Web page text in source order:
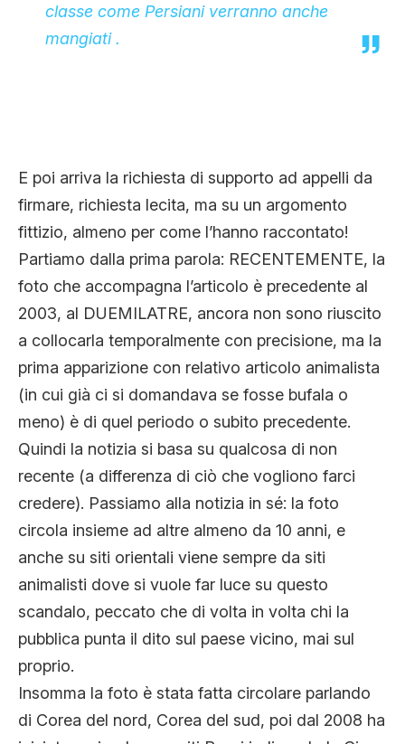
classe come Persiani verranno anche
mangiati .
E poi arriva la richiesta di supporto ad appelli da
firmare, richiesta lecita, ma su un argomento
fittizio, almeno per come l’hanno raccontato!
Partiamo dalla prima parola: RECENTEMENTE, la
foto che accompagna l’articolo è precedente al
2003, al DUEMILATRE, ancora non sono riuscito
a collocarla temporalmente con precisione, ma la
prima apparizione con relativo articolo animalista
(in cui già ci si domandava se fosse bufala o
meno) è di quel periodo o subito precedente.
Quindi la notizia si basa su qualcosa di non
recente (a differenza di ciò che vogliono farci
credere). Passiamo alla notizia in sé: la foto
circola insieme ad altre almeno da 10 anni, e
anche su siti orientali viene sempre da siti
animalisti dove si vuole far luce su questo
scandalo, peccato che di volta in volta chi la
pubblica punta il dito sul paese vicino, mai sul
proprio.
Insomma la foto è stata fatta circolare parlando
di Corea del nord, Corea del sud, poi dal 2008 ha